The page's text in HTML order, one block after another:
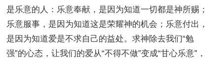
是乐意的人：乐意奉献，是因为知道一切都是神所赐；
乐意服事，是因为知道这是荣耀神的机会；乐意付出，
是因为知道爱是不求自己的益处。求神除去我们“勉
强”的心态，让我们的爱从“不得不做”变成“甘心乐意”，